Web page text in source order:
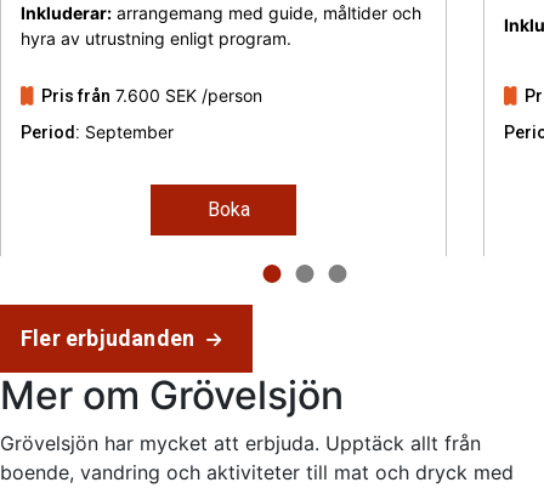
Inkluderar: arrangemang med guide, måltider och
hyra av utrustning enligt program.
Pris från 7.600 SEK /person
Period: September
Boka
Fler erbjudanden
Mer om Grövelsjön
Grövelsjön har mycket att erbjuda. Upptäck allt från
boende, vandring och aktiviteter till mat och dryck med